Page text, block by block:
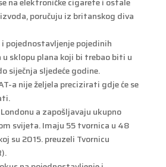
poručuju iz britanskog diva
pojednostavljenje pojedinih
u sklopu plana koji bi trebao biti u
siječnja sljedeće godine.
a nije željela precizirati gdje će se
a zapošljavaju ukupno
svijeta. Imaju 55 tvornica u 48
su 2015. preuzeli Tvornicu